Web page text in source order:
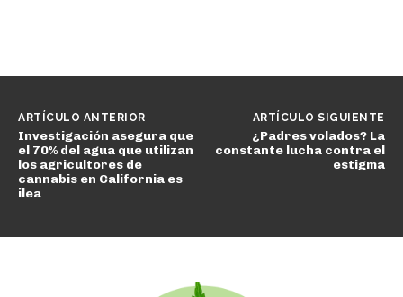
ARTÍCULO ANTERIOR
Investigación asegura que
el 70% del agua que utilizan
los agricultores de
cannabis en California es
ilea
ARTÍCULO SIGUIENTE
¿Padres volados? La
constante lucha contra el
estigma